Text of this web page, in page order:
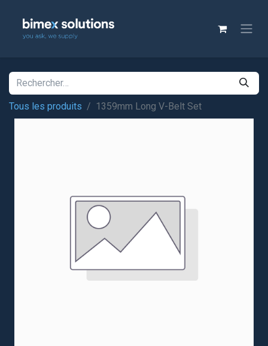
Tous les produits 1359mm Long V-Belt Set